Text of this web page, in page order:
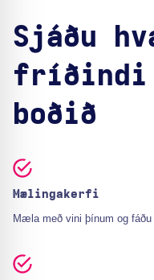
Sjáðu
fríðindi
boðið
Mælingakerfi
Mæla með vini þínum og fáðu